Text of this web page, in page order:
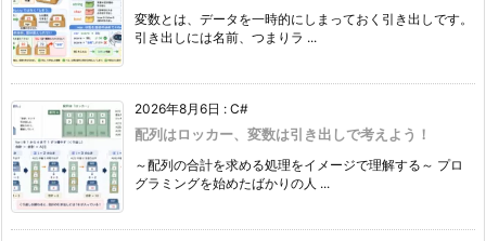
変数とは、データを一時的にしまっておく引き出しです。
引き出しには名前、つまりラ ...
2026年8月6日 : C#
配列はロッカー、変数は引き出しで考えよう！
～配列の合計を求める処理をイメージで理解する～ プロ
グラミングを始めたばかりの人 ...